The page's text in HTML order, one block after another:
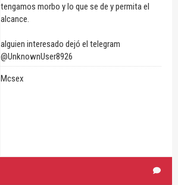
tengamos morbo y lo que se de y permita el
alcance.
alguien interesado dejó el telegram
@UnknownUser8926
Mcsex